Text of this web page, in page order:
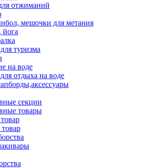
отжиманий
мешочки для метания
йога
туризма
на воде
отдыха на воде
секции
товары